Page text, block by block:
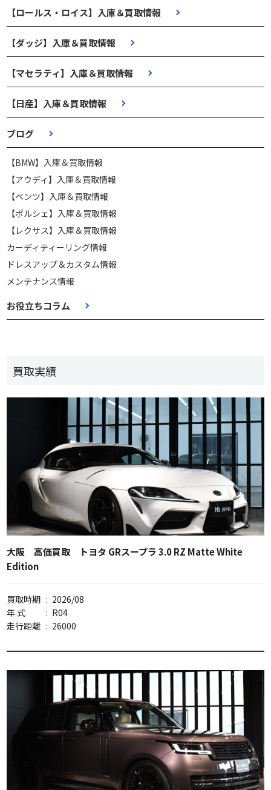
【ロールス・ロイス】入庫＆買取情報
【ダッジ】入庫＆買取情報
【マセラティ】入庫＆買取情報
【日産】入庫＆買取情報
ブログ
【BMW】入庫＆買取情報
【アウディ】入庫＆買取情報
【ベンツ】入庫＆買取情報
【ポルシェ】入庫＆買取情報
【レクサス】入庫＆買取情報
カーディティーリング情報
ドレスアップ＆カスタム情報
メンテナンス情報
お役立ちコラム
買取実績
大阪 高価買取 トヨタ GRスープラ 3.0 RZ Matte White
Edition
買取時期 : 2026/08
年 式
: R04
走行距離 : 26000